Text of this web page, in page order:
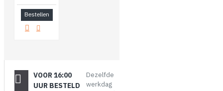
Bestellen
VOOR 16:00
UUR BESTELD
Dezelfde
werkdag